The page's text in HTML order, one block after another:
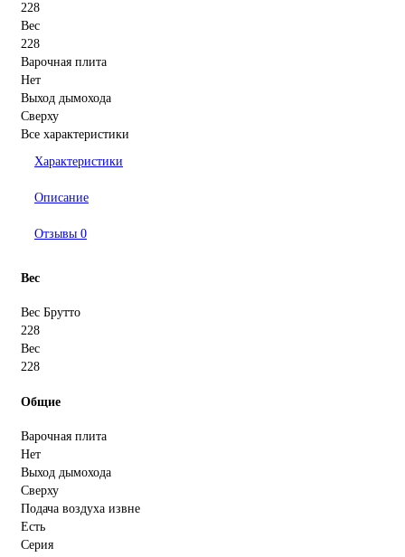
228
Вес
228
Варочная плита
Нет
Выход дымохода
Сверху
Все характеристики
Характеристики
Описание
Отзывы 0
Вес
Вес Брутто
228
Вес
228
Общие
Варочная плита
Нет
Выход дымохода
Сверху
Подача воздуха извне
Есть
Серия